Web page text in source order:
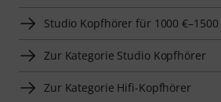
Studio Kopfhörer für 1000
Zur Kategorie Studio Kopfhörer
Zur Kategorie Hifi-Kopfhörer